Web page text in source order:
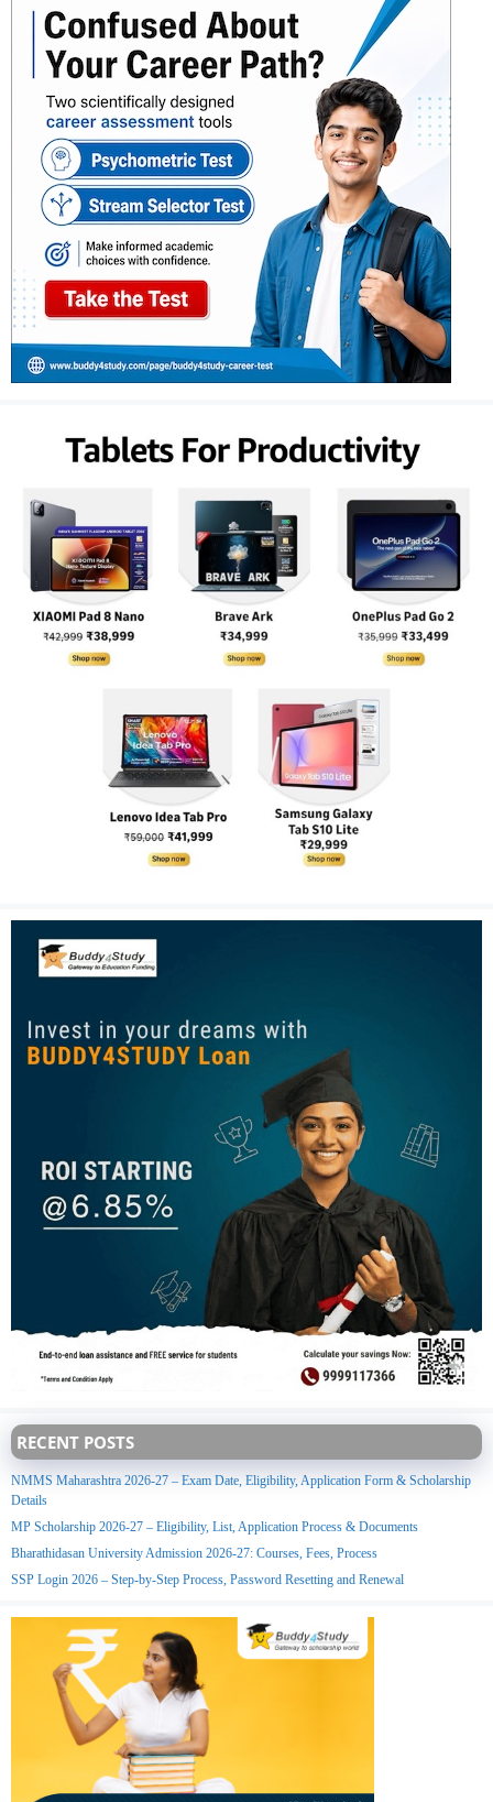
RECENT POSTS
NMMS Maharashtra 2026-27 – Exam Date, Eligibility, Application Form & Scholarship
Details
MP Scholarship 2026-27 – Eligibility, List, Application Process & Documents
Bharathidasan University Admission 2026-27: Courses, Fees, Process
SSP Login 2026 – Step-by-Step Process, Password Resetting and Renewal